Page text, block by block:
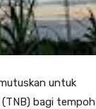
untuk
(TNB) bagi tempoh